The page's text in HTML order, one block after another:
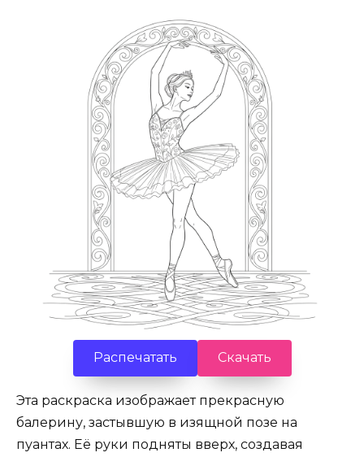
Распечатать Скачать
Эта раскраска изображает прекрасную
балерину, застывшую в изящной позе на
пуантах. Её руки подняты вверх, создавая